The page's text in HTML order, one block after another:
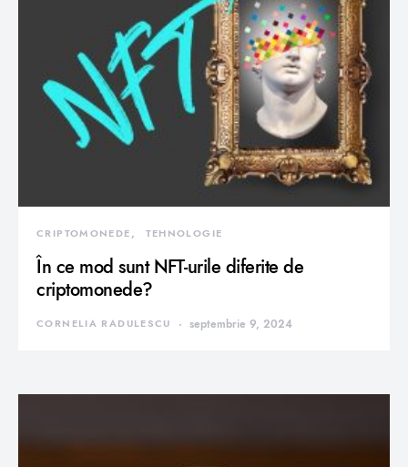
CRIPTOMONEDE TEHNOLOGIE
În ce mod sunt NFT-urile diferite de
criptomonede?
CORNELIA RADULESCU septembrie 9, 2024